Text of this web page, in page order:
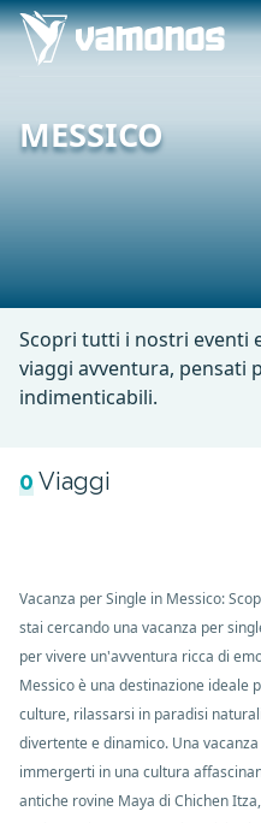
MESSICO
Scopri tutti i nostri eventi
viaggi avventura, pensati
indimenticabili.
0Viaggi
Vacanza per Single in Messico:
stai cercando una vacanza per
per vivere un'avventura ricca di
Messico è una destinazione ideale
culture, rilassarsi in paradisi
divertente e dinamico. Una
immergerti in una cultura
antiche rovine Maya di Chichen